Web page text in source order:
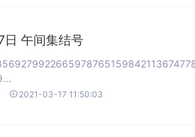
日 午间集结号
 2021-03-17 11:50:03